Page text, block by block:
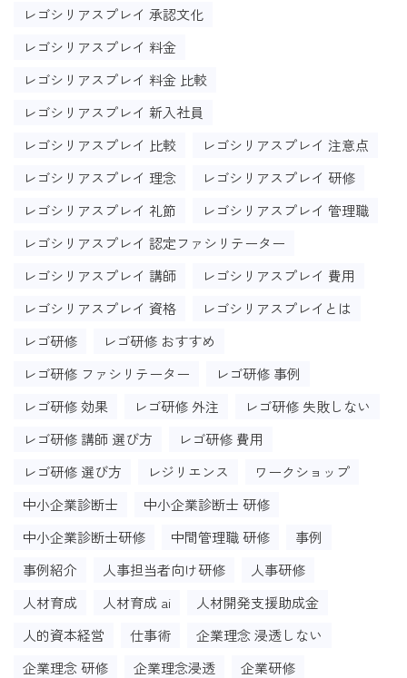
レゴシリアスプレイ 承認文化
レゴシリアスプレイ 料金
レゴシリアスプレイ 料金 比較
レゴシリアスプレイ 新入社員
レゴシリアスプレイ 比較
レゴシリアスプレイ 注意点
レゴシリアスプレイ 理念
レゴシリアスプレイ 研修
レゴシリアスプレイ 礼節
レゴシリアスプレイ 管理職
レゴシリアスプレイ 認定ファシリテーター
レゴシリアスプレイ 講師
レゴシリアスプレイ 費用
レゴシリアスプレイ 資格
レゴシリアスプレイとは
レゴ研修
レゴ研修 おすすめ
レゴ研修 ファシリテーター
レゴ研修 事例
レゴ研修 効果
レゴ研修 外注
レゴ研修 失敗しない
レゴ研修 講師 選び方
レゴ研修 費用
レゴ研修 選び方
レジリエンス
ワークショップ
中小企業診断士
中小企業診断士 研修
中小企業診断士研修
中間管理職 研修
事例
事例紹介
人事担当者向け研修
人事研修
人材育成
人材育成 ai
人材開発支援助成金
人的資本経営
仕事術
企業理念 浸透しない
企業理念 研修
企業理念浸透
企業研修